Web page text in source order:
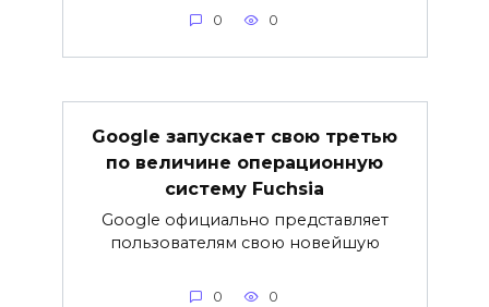
0 0
Google запускает свою третью
по величине операционную
систему Fuchsia
Google официально представляет
пользователям свою новейшую
0 0